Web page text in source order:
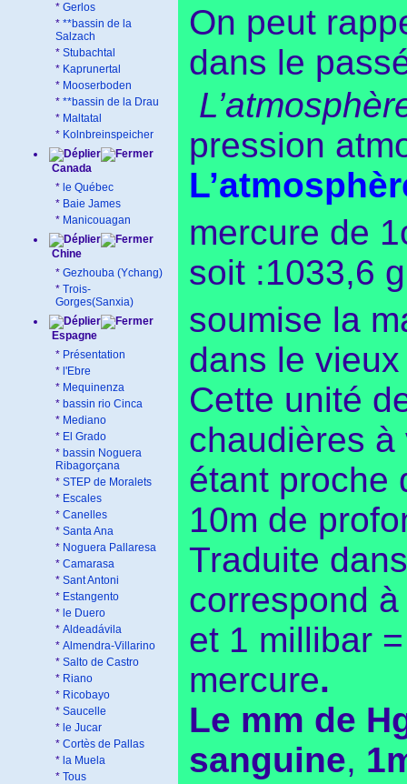
* Gerlos
* **bassin de la
Salzach
* Stubachtal
* Kaprunertal
* Mooserboden
* **bassin de la Drau
* Maltatal
* Kolnbreinspeicher
Canada
* le Québec
* Baie James
* Manicouagan
Chine
* Gezhouba (Ychang)
* Trois-
Gorges(Sanxia)
Espagne
* Présentation
* l'Ebre
* Mequinenza
* bassin rio Cinca
* Mediano
* El Grado
* bassin Noguera
Ribagorçana
* STEP de Moralets
* Escales
* Canelles
* Santa Ana
* Noguera Pallaresa
* Camarasa
* Sant Antoni
* Estangento
* le Duero
* Aldeadávila
* Almendra-Villarino
* Salto de Castro
* Riano
* Ricobayo
* Saucelle
* le Jucar
* Cortès de Pallas
* la Muela
* Tous
On peut
dans le
pression
mercure de
soit :1033,6
soumise la
dans le
Cette unité
chaudières
étant proche
10m de
Traduite
correspond
et 1 millibar
mercure.
Le mm de
sanguine,